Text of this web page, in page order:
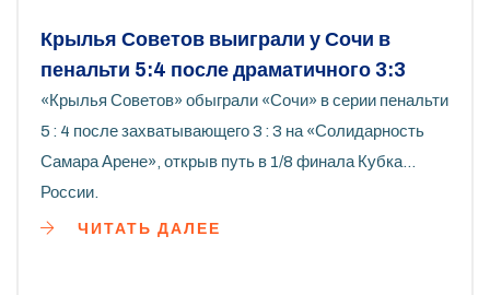
Крылья Советов выиграли у Сочи в
пенальти 5:4 после драматичного 3:3
«Крылья Советов» обыграли «Сочи» в серии пенальти
5 : 4 после захватывающего 3 : 3 на «Солидарность
Самара Арене», открыв путь в 1/8 финала Кубка
России.
ЧИТАТЬ ДАЛЕЕ